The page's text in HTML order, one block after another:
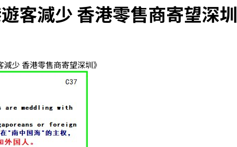
客減少 香港零售商寄望深圳
少 香港零售商寄望深圳》